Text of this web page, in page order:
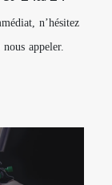
n’hésitez
appeler.